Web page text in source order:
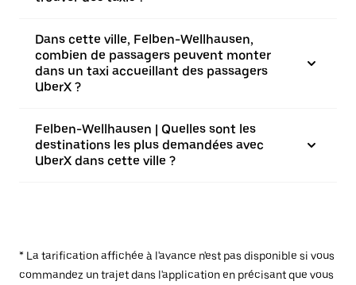
Dans cette ville, Felben-Wellhausen,
combien de passagers peuvent monter
dans un taxi accueillant des passagers
UberX ?
Felben-Wellhausen | Quelles sont les
destinations les plus demandées avec
UberX dans cette ville ?
* La tarification affichée à l'avance n'est pas disponible si vous
commandez un trajet dans l'application en précisant que vous